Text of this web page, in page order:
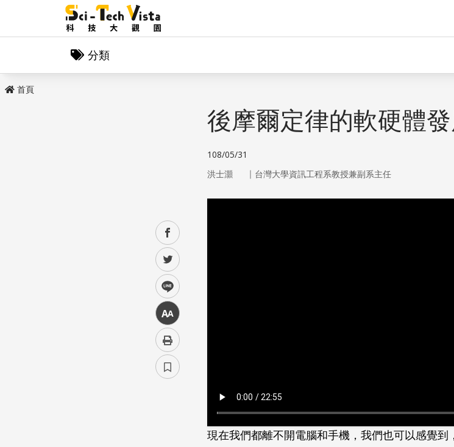
分類
首頁
facebook
twitter
line
中
後摩爾定律的軟硬體
108/05/31
洪士灝 ｜ 台灣大學資訊工程系教授兼副系主任
現在我們都離不開電腦和手機，我們也可以感覺到